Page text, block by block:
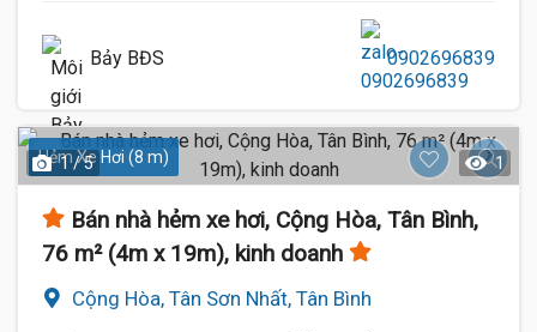
Bảy BĐS 0902696839
Hẻm Xe Hơi (8 m)
1 / 5 1
Bán nhà hẻm xe hơi, Cộng Hòa, Tân Bình,
76 m² (4m x 19m), kinh doanh
Cộng Hòa, Tân Sơn Nhất, Tân Bình